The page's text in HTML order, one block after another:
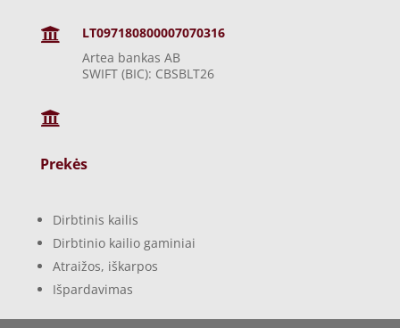

LT097180800007070316
Artea bankas AB
SWIFT (BIC): CBSBLT26

Prekės
Dirbtinis kailis
Dirbtinio kailio gaminiai
Atraižos, iškarpos
Išpardavimas